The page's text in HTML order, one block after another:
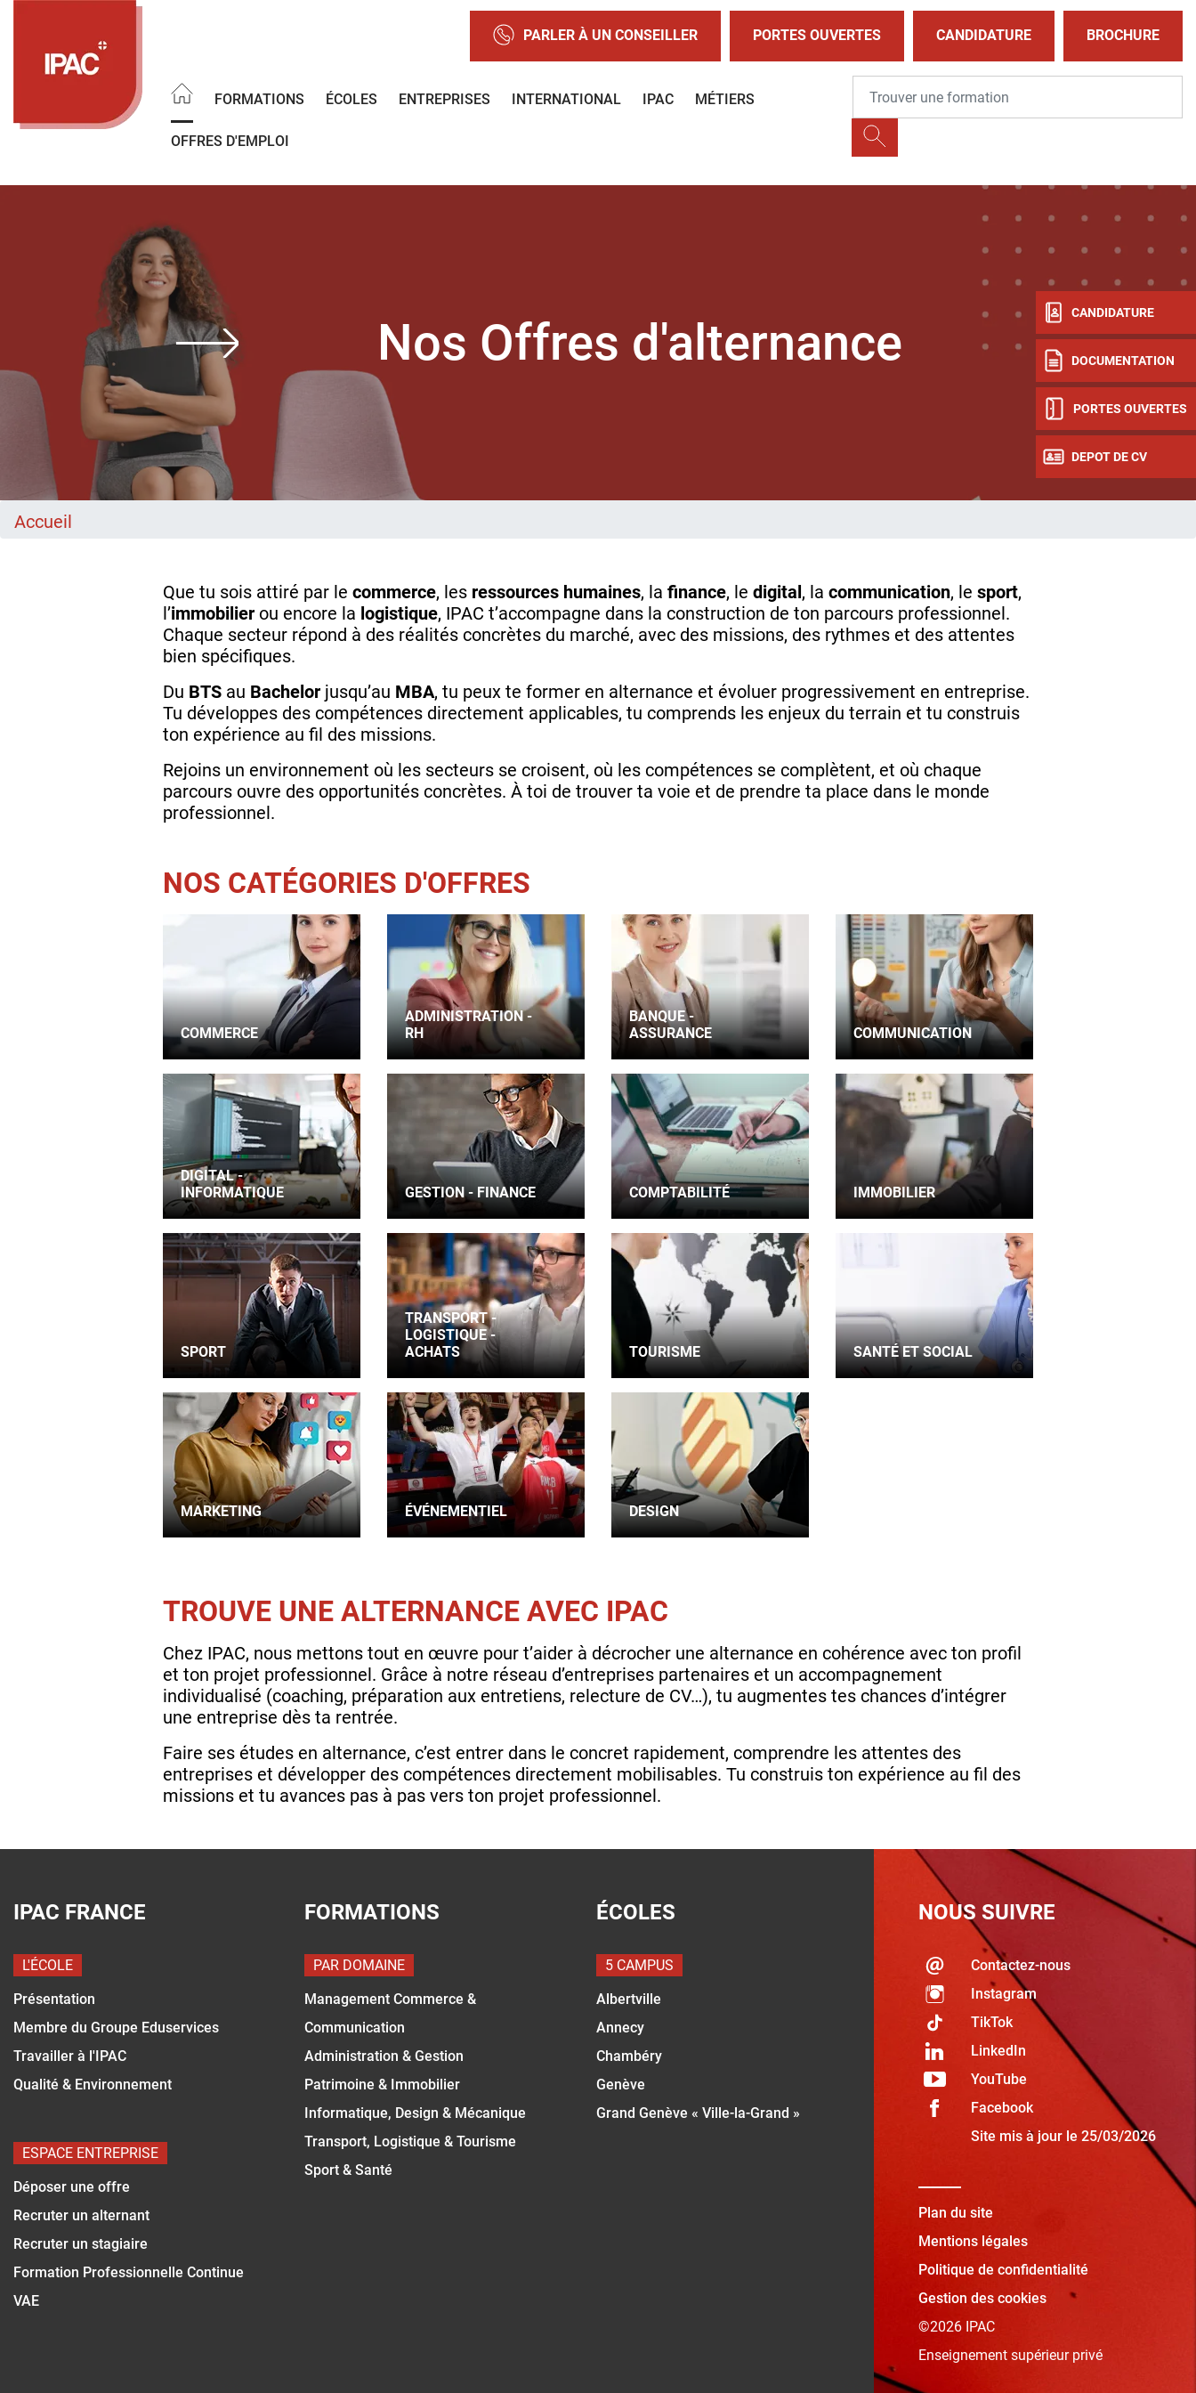
PARLER À UN CONSEILLER PORTES OUVERTES CANDIDATURE BROCHURE
FORMATIONS ÉCOLES ENTREPRISES INTERNATIONAL IPAC MÉTIERS
OFFRES D'EMPLOI
CANDIDATURE
DOCUMENTATION
PORTES OUVERTES
DEPOT DE CV
Nos Offres d'alternance
Accueil
Que tu sois attiré par le commerce, les ressources humaines, la finance, le digital , la communication, le sport,
l’immobilier ou encore la logistique, IPAC t’accompagne dans la construction de ton parcours professionnel.
Chaque secteur répond à des réalités concrètes du marché, avec des missions, des rythmes et des attentes
bien spécifiques.
Du BTS au Bachelor jusqu’au MBA, tu peux te former en alternance et évoluer progressivement en entreprise.
Tu développes des compétences directement applicables, tu comprends les enjeux du terrain et tu construis
ton expérience au fil des missions.
Rejoins un environnement où les secteurs se croisent, où les compétences se complètent, et où chaque
parcours ouvre des opportunités concrètes. À toi de trouver ta voie et de prendre ta place dans le monde
professionnel.
NOS CATÉGORIES D'OFFRES
COMMERCE
ADMINISTRATION -
RH
BANQUE -
ASSURANCE
COMMUNICATION
DIGITAL -
INFORMATIQUE
GESTION - FINANCE COMPTABILITÉ IMMOBILIER
SPORT
TRANSPORT -
LOGISTIQUE -
ACHATS
TOURISME SANTÉ ET SOCIAL
MARKETING ÉVÉNEMENTIEL DESIGN
TROUVE UNE ALTERNANCE AVEC IPAC
Chez IPAC, nous mettons tout en œuvre pour t’aider à décrocher une alternance en cohérence avec ton profil
et ton projet professionnel. Grâce à notre réseau d’entreprises partenaires et un accompagnement
individualisé (coaching, préparation aux entretiens, relecture de CV…), tu augmentes tes chances d’intégrer
une entreprise dès ta rentrée.
Faire ses études en alternance, c’est entrer dans le concret rapidement, comprendre les attentes des
entreprises et développer des compétences directement mobilisables. Tu construis ton expérience au fil des
missions et tu avances pas à pas vers ton projet professionnel.
IPAC FRANCE
L'ÉCOLE
Présentation
Membre du Groupe Eduservices
Travailler à l'IPAC
Qualité & Environnement
ESPACE ENTREPRISE
Déposer une offre
Recruter un alternant
Recruter un stagiaire
Formation Professionnelle Continue
VAE
FORMATIONS
PAR DOMAINE
Management Commerce &
Communication
Administration & Gestion
Patrimoine & Immobilier
Informatique, Design & Mécanique
Transport, Logistique & Tourisme
Sport & Santé
ÉCOLES
5 CAMPUS
Albertville
Annecy
Chambéry
Genève
Grand Genève « Ville-la-Grand »
NOUS SUIVRE
Contactez-nous
Instagram
TikTok
LinkedIn
YouTube
Facebook
Site mis à jour le 25/03/2026
Plan du site
Mentions légales
Politique de confidentialité
Gestion des cookies
©2026 IPAC
Enseignement supérieur privé